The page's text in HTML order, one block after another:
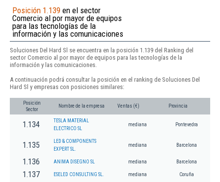
Posición 1.139 en el sector
Comercio al por mayor de equipos
para las tecnologías de la
información y las comunicaciones
Soluciones Del Hard Sl se encuentra en la posición 1.139 del Ranking del
sector Comercio al por mayor de equipos para las tecnologías de la
información y las comunicaciones.
A continuación podrá consultar la posición en el ranking de Soluciones Del
Hard Sl y empresas con posiciones similares:
Posición
Sector
Nombre de la empresa Ventas (€) Provincia
1.134
TESLA MATERIAL
ELECTRICO SL
mediana Pontevedra
1.135
LED & COMPONENTS
EXPERT SL.
mediana Barcelona
1.136 ANIMA DISEGNO SL mediana Barcelona
1.137 ESELED CONSULTING SL. mediana Coruña